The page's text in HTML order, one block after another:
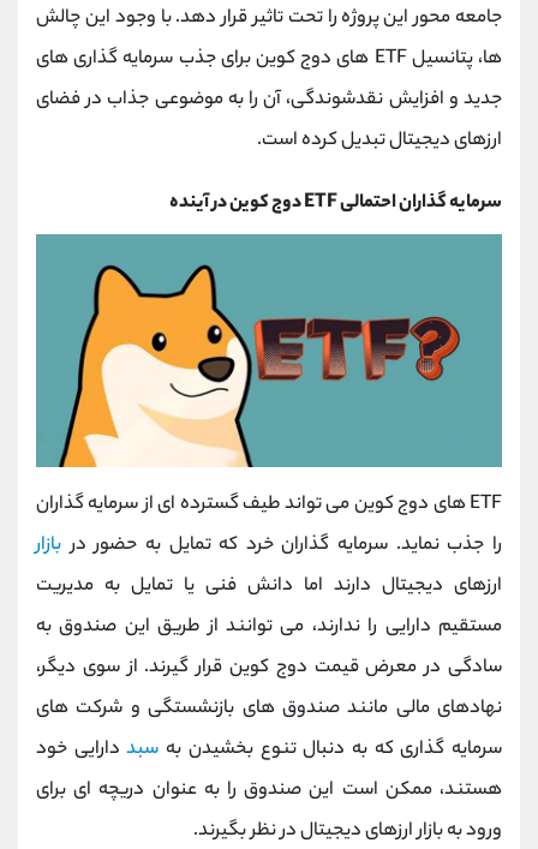
جامعه‌ محور این پروژه را تحت تاثیر قرار دهد. با وجود این چالش
‌ها، پتانسیل ETF های دوج کوین برای جذب سرمایه ‌گذاری ‌های
جدید و افزایش نقدشوندگی، آن را به موضوعی جذاب در فضای
ارزهای دیجیتال تبدیل کرده است.
سرمایه گذاران احتمالی ETF دوج کوین در آینده
ETF های دوج کوین می‌ تواند طیف گسترده ‌ای از سرمایه‌ گذاران
را جذب نماید. سرمایه‌ گذاران خرد که تمایل به حضور در بازار
ارزهای دیجیتال دارند اما دانش فنی یا تمایل به مدیریت
مستقیم دارایی را ندارند، می ‌توانند از طریق این صندوق به
سادگی در معرض قیمت دوج کوین قرار گیرند. از سوی دیگر،
نهادهای مالی مانند صندوق ‌های بازنشستگی و شرکت‌ های
سرمایه‌ گذاری که به دنبال تنوع بخشیدن به سبددارایی خود
هستند، ممکن است این صندوق را به عنوان دریچه ‌ای برای
ورود به بازار ارزهای دیجیتال در نظر بگیرند.